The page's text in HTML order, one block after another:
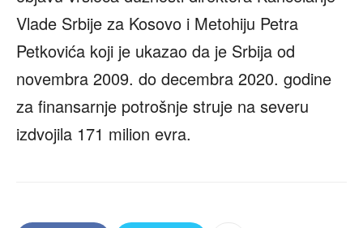
Vlade Srbije za Kosovo i Metohiju Petra
Petkovića koji je ukazao da je Srbija od
novembra 2009. do decembra 2020. godine
za finansarnje potrošnje struje na severu
izdvojila 171 milion evra.